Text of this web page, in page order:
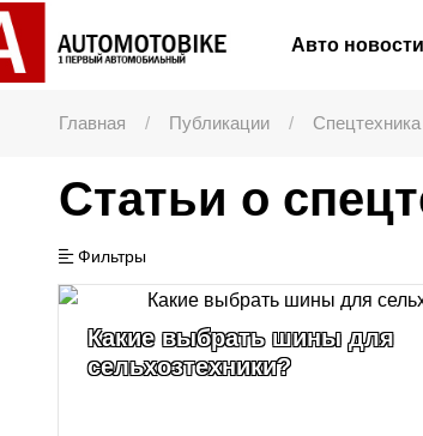
Авто новости
Главная Публикации Спецтехника
Статьи о
Фильтры
Какие выбрать шины для
сельхозтехники?